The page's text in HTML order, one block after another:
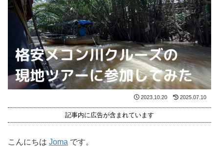
2023.10.20 2025.07.10
記事内に広告が含まれています
こんにちは Joma です。